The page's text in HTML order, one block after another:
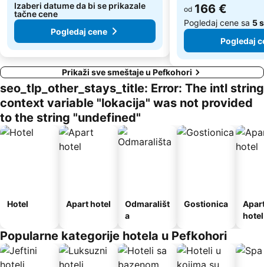
Izaberi datume da bi se prikazale
tačne cene
Pogledaj cene
od 166 €
Pogledaj cene sa 5
Pogledaj
Prikaži sve smeštaje u Pefkohori
seo_tlp_other_stays_title: Error: The intl string
context variable "lokacija" was not provided
to the string "undefined"
Hotel Apart hotel
Odmarališt
a
Gostionica
hotel
Popularne kategorije hotela u Pefkohori